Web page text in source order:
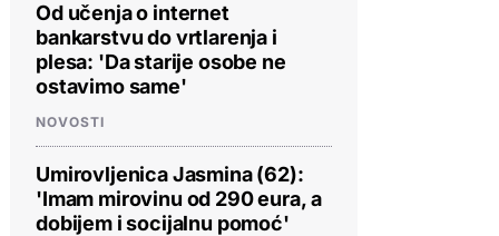
Od učenja o internet
bankarstvu do vrtlarenja i
plesa: 'Da starije osobe ne
ostavimo same'
NOVOSTI
Umirovljenica Jasmina (62):
'Imam mirovinu od 290 eura, a
dobijem i socijalnu pomoć'